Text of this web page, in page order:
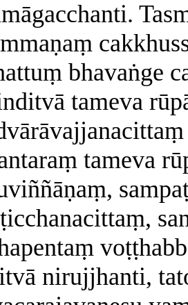
bhavaṅge
tameva
tameva
nirujjhanti,